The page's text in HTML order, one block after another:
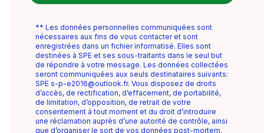
** Les données personnelles communiquées sont
nécessaires aux fins de vous contacter et sont
enregistrées dans un fichier informatisé. Elles sont
destinées à SPE et ses sous-traitants dans le seul but
de répondre à votre message. Les données collectées
seront communiquées aux seuls destinataires suivants:
SPE s-p-e2016@outlook.fr. Vous disposez de droits
d’accès, de rectification, d’effacement, de portabilité,
de limitation, d’opposition, de retrait de votre
consentement à tout moment et du droit d’introduire
une réclamation auprès d’une autorité de contrôle, ainsi
que d’organiser le sort de vos données post-mortem.